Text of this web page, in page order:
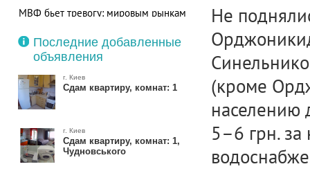
МВФ бьет тревогу: мировым рынкам
Последние добавленные
объявления
г. Киев
Сдам квартиру, комнат: 1
г. Киев
Сдам квартиру, комнат: 1,
Чудновського
Не
(кроме
населению
5–6 грн. за